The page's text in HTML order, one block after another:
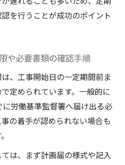
を行うことが成功のポイント
や必要書類の確認手順
、工事開始日の一定期間前ま
定められています。一般的に
労働基準監督署へ届け出る必
の着手が認められない場合も
は、まず計画届の様式や記入